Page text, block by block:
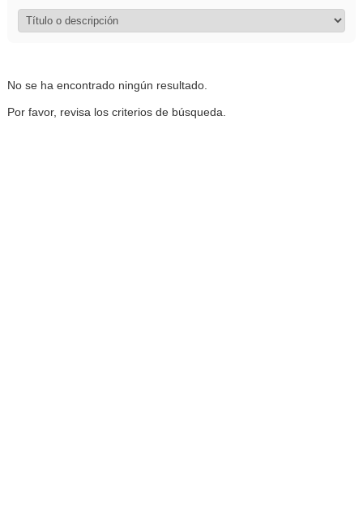
No se ha encontrado ningún resultado.
Por favor, revisa los criterios de búsqueda.